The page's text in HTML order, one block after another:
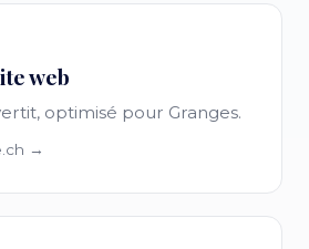
web
optimisé pour Granges.
→